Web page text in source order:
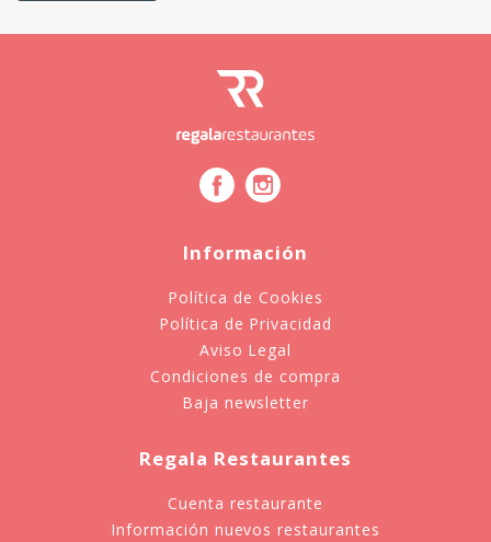
Información
Política de Cookies
Política de Privacidad
Aviso Legal
Condiciones de compra
Baja newsletter
Regala Restaurantes
Cuenta restaurante
Información nuevos restaurantes